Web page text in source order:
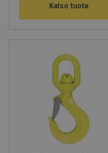
Katso tuote